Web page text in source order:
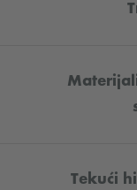
Tekući